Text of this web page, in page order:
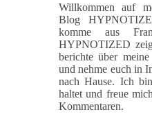
Willkommen auf
Blog
komme aus
HYPNOTIZED
berichte über
und nehme euch in
nach Hause. Ich
haltet und freue
Kommentaren.